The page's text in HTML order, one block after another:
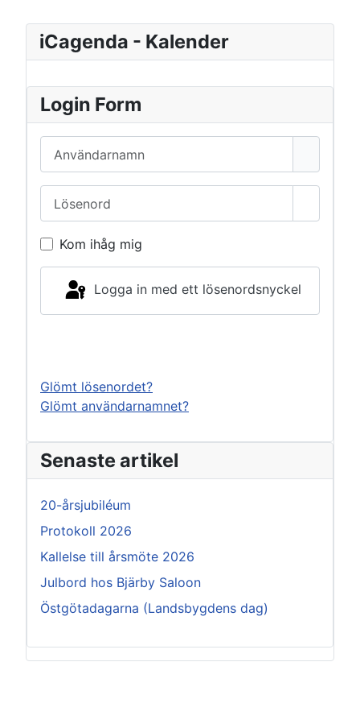
iCagenda - Kalender
Login Form
Kom ihåg mig
Logga in med ett lösenordsnyckel
Glömt lösenordet?
Glömt användarnamnet?
Senaste artikel
20-årsjubiléum
Protokoll 2026
Kallelse till årsmöte 2026
Julbord hos Bjärby Saloon
Östgötadagarna (Landsbygdens dag)